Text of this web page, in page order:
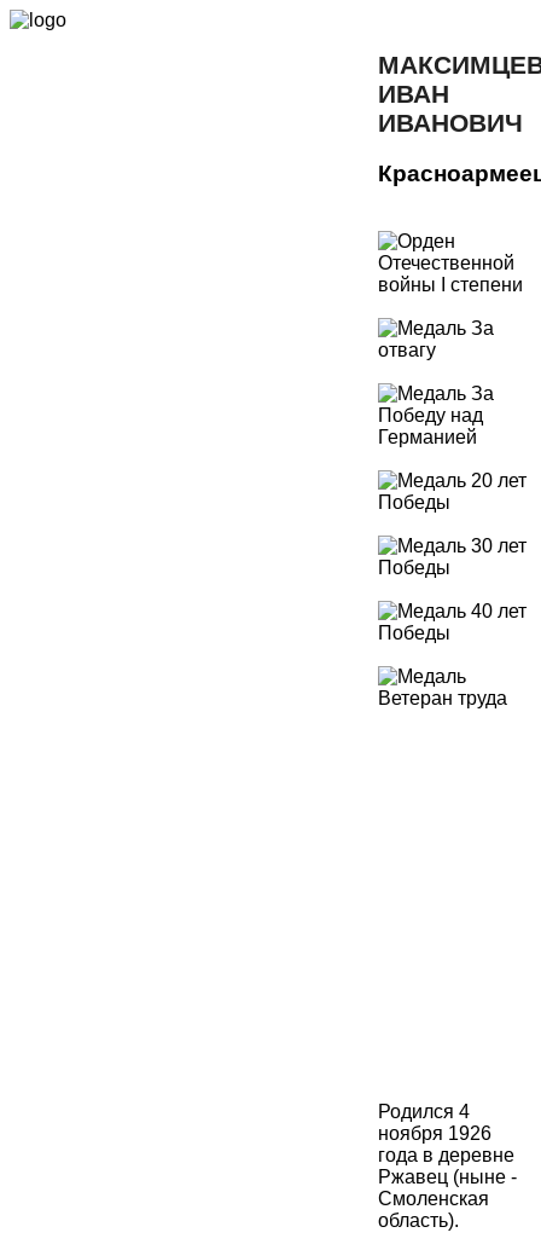
ИВАН
ИВАНОВИЧ
Родился 4
ноября 1926
года в деревне
Ржавец (ныне -
Смоленская
область).